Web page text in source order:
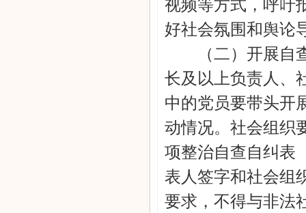
视频等方式，呼吁
好社会氛围和舆论
（二）开展自查
长及以上负责人、
中的党员要带头开
动情况。社会组织
项整治自查自纠表
表人签字和社会组
要求，不得与非法